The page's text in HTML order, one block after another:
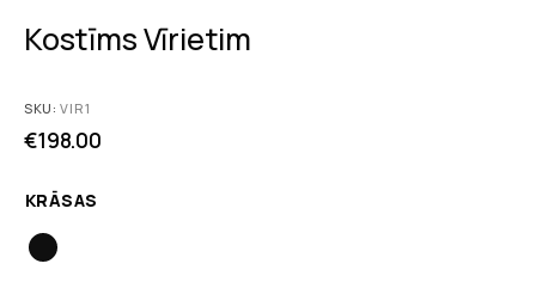
Kostīms Vīrietim
SKU:VIR1
€198.00
KRĀSAS